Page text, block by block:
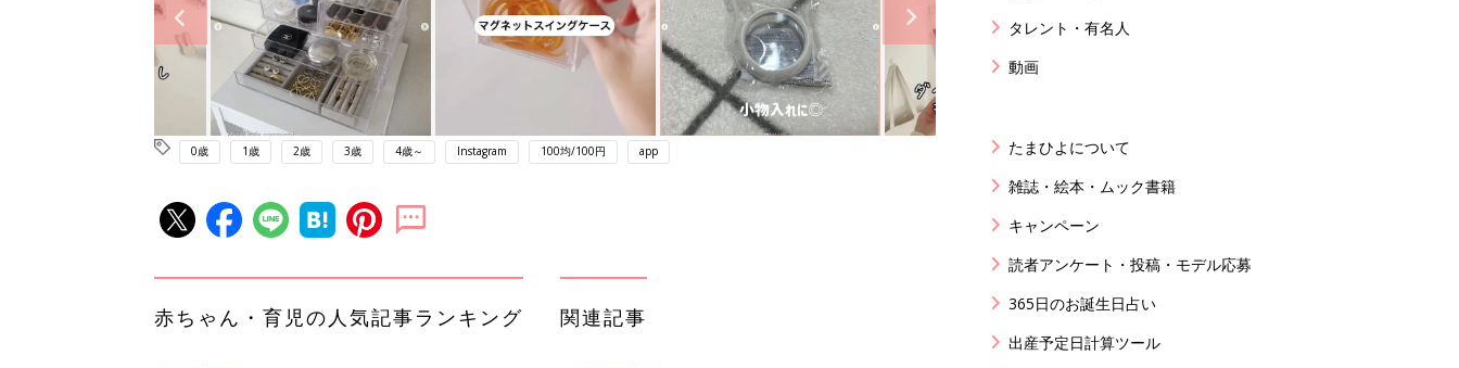
0歳 1歳 2歳 3歳 4歳～ Instagram 100均/100円 app
赤ちゃん・育児の人気記事ランキング 関連記事
タレント・有名人
動画
たまひよについて
雑誌・絵本・ムック書籍
キャンペーン
読者アンケート・投稿・モデル応募
365日のお誕生日占い
出産予定日計算ツール